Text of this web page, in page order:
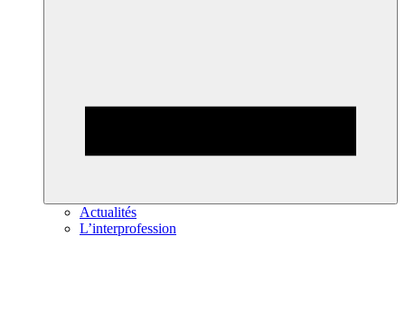
Actualités
L’interprofession